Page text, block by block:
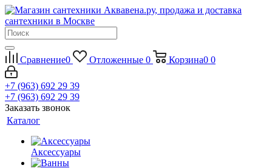
Сравнение0 Отложенные 0 Корзина0 0
+7 (963) 692 29 39
+7 (963) 692 29 39
Заказать звонок
Каталог
Аксессуары